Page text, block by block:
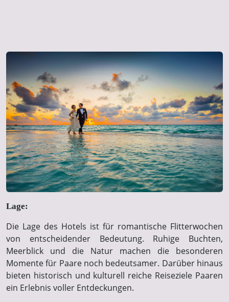
Lage:
Die Lage des Hotels ist für romantische Flitterwochen
von entscheidender Bedeutung. Ruhige Buchten,
Meerblick und die Natur machen die besonderen
Momente für Paare noch bedeutsamer. Darüber hinaus
bieten historisch und kulturell reiche Reiseziele Paaren
ein Erlebnis voller Entdeckungen.